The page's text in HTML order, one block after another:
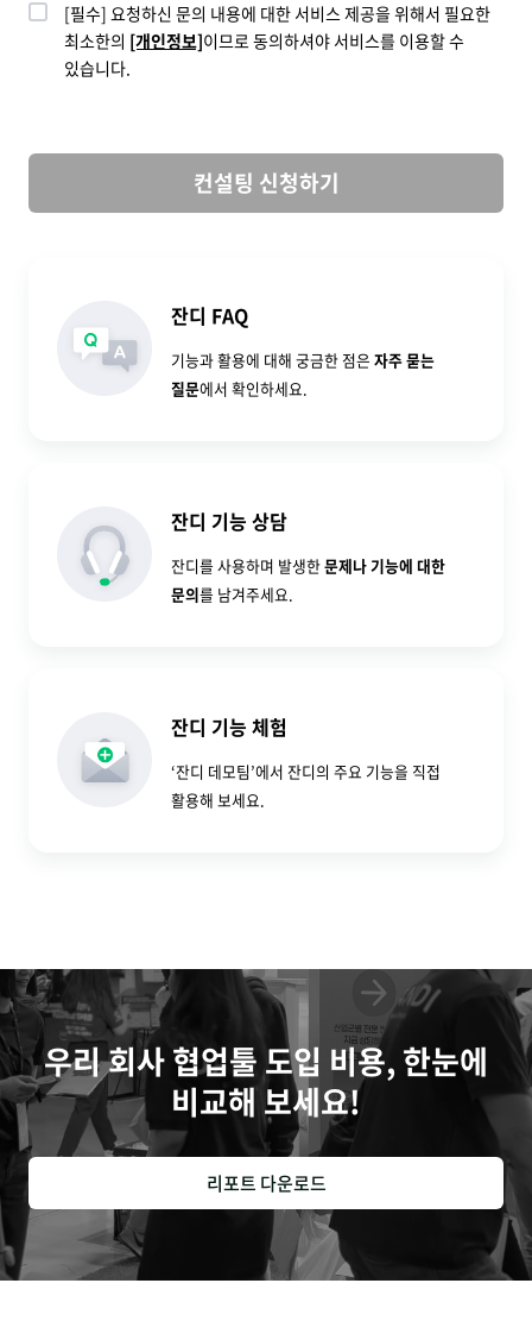
[필수] 요청하신 문의 내용에 대한 서비스 제공을 위해서 필요한
최소한의 [개인정보]이므로 동의하셔야 서비스를 이용할 수
있습니다.
컨설팅 신청하기
잔디 FAQ
기능과 활용에 대해 궁금한 점은 자주 묻는
질문에서 확인하세요.
잔디 기능 상담
잔디를 사용하며 발생한문제나 기능에 대한
문의를 남겨주세요.
잔디 기능 체험
‘잔디 데모팀’에서 잔디의 주요 기능을 직접
활용해 보세요.
우리 회사 협업툴 도입 비용, 한눈에
비교해 보세요!
리포트 다운로드